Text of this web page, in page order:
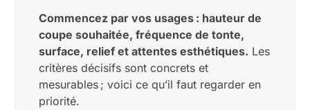
Commencez par vos usages : hauteur de
coupe souhaitée, fréquence de tonte,
surface, relief et attentes esthétiques. Les
critères décisifs sont concrets et
mesurables ; voici ce qu’il faut regarder en
priorité.